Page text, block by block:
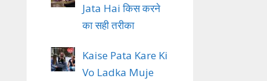
Jata Hai किस करने
का सही तरीका
Kaise Pata Kare Ki
Vo Ladka Muje